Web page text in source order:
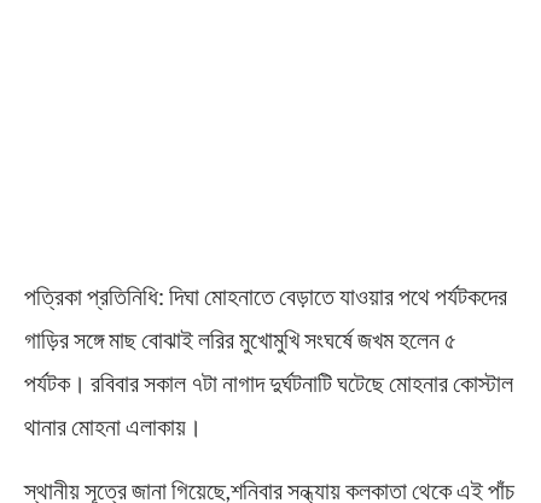
পত্রিকা প্রতিনিধি: দিঘা মোহনাতে বেড়াতে যাওয়ার পথে পর্যটকদের
গাড়ির সঙ্গে মাছ বোঝাই লরির মুখোমুখি সংঘর্ষে জখম হলেন ৫
পর্যটক। রবিবার সকাল ৭টা নাগাদ দুর্ঘটনাটি ঘটেছে মোহনার কোস্টাল
থানার মোহনা এলাকায়।
স্থানীয় সূত্রে জানা গিয়েছে,শনিবার সন্ধ্যায় কলকাতা থেকে এই পাঁচ